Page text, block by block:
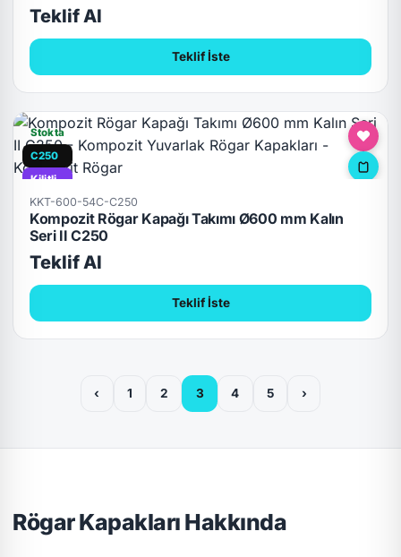
Teklif Al
Teklif İste
Stokta
C250
Kilitli
KKT-600-54C-C250
Kompozit Rögar Kapağı Takımı Ø600 mm Kalın
Seri II C250
Teklif Al
Teklif İste
‹ 1 2 3 4 5 ›
Rögar Kapakları Hakkında